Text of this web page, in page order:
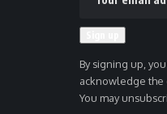
By signing up,
acknowledge the
You may